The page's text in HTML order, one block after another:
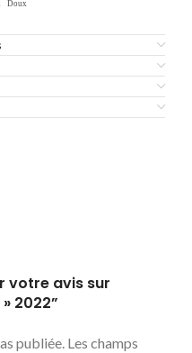
votre avis sur
2022”
publiée. Les champs